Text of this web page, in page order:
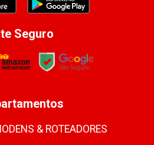
Seguro
& ROTEADORES